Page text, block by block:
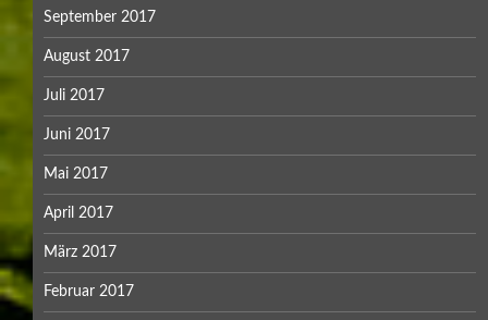
September 2017
August 2017
Juli 2017
Juni 2017
Mai 2017
April 2017
März 2017
Februar 2017